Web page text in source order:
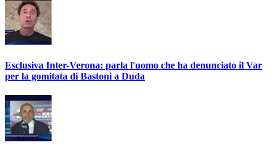
Esclusiva Inter-Verona: parla l'uomo che ha denunciato il Var
per la gomitata di Bastoni a Duda